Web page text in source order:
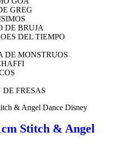
GREG
DE BRUJA
DEL TIEMPO
DE MONSTRUOS
FRESAS
Stitch & Angel